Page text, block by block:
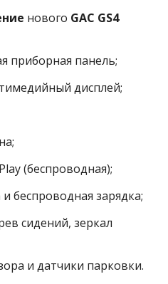
нового GAC GS4
приборная панель;
дисплей;
(беспроводная);
беспроводная зарядка;
сидений, зеркал
и датчики парковки.